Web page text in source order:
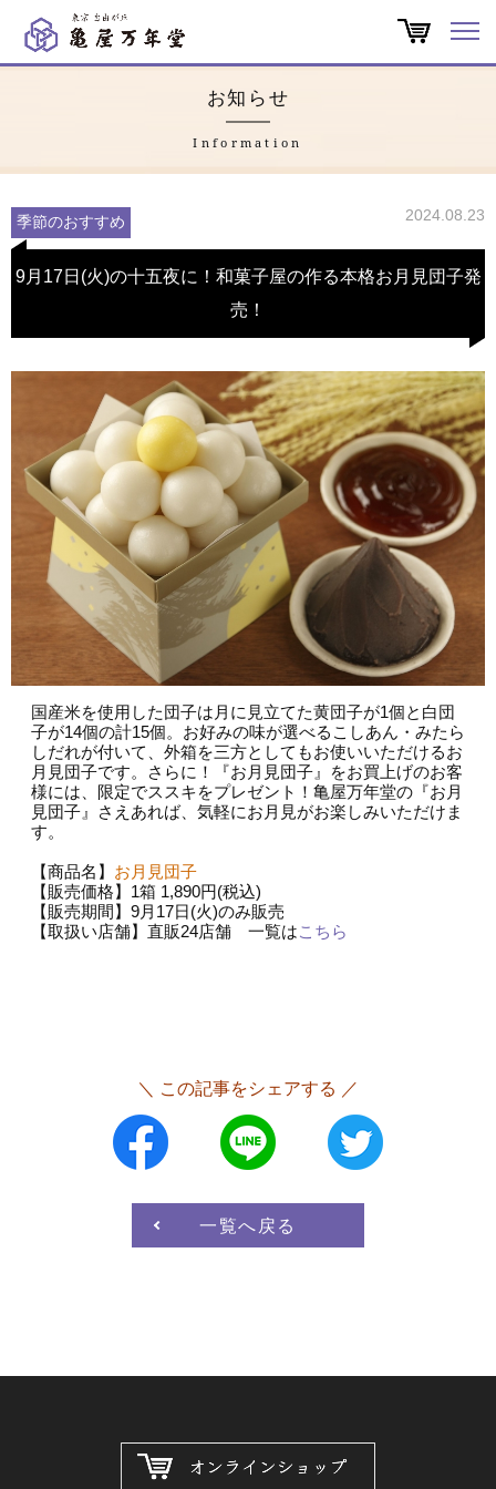
特集
会社概要
よくある質問
会員募集
お問い合わせ
お知らせ
Information
季節のおすすめ 2024.08.23
9月17日(火)の十五夜に！和菓子屋の作る本格お月見団子発
売！
国産米を使用した団子は月に見立てた黄団子が1個と白団
子が14個の計15個。お好みの味が選べるこしあん・みたら
しだれが付いて、外箱を三方としてもお使いいただけるお
月見団子です。さらに！『お月見団子』をお買上げのお客
様には、限定でススキをプレゼント！亀屋万年堂の『お月
見団子』さえあれば、気軽にお月見がお楽しみいただけま
す。
【商品名】 お月見団子
【販売価格】1箱 1,890円(税込)
【販売期間】9月17日(火)のみ販売
【取扱い店舗】直販24店舗 一覧はこちら
＼ この記事をシェアする ／
一覧へ戻る